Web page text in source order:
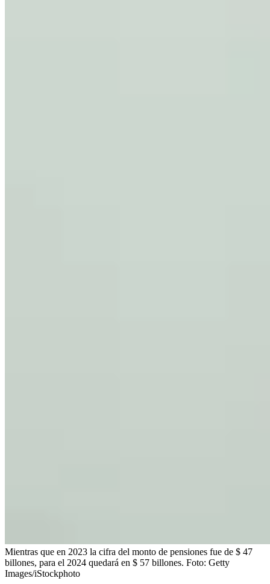
Mientras que en 2023 la cifra del monto de pensiones fue de $ 47
billones, para el 2024 quedará en $ 57 billones. Foto: Getty
Images/iStockphoto